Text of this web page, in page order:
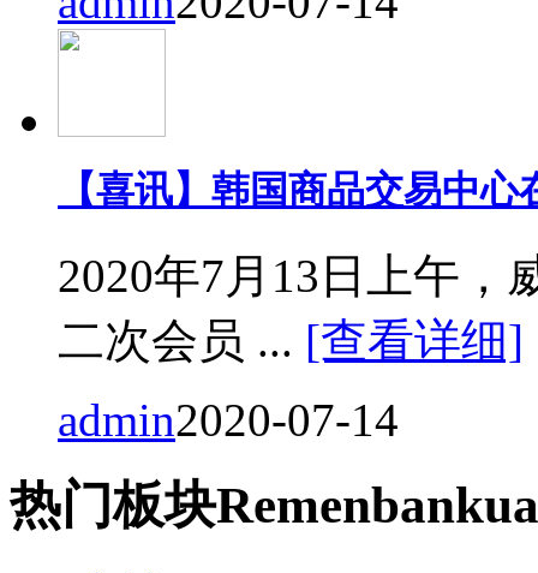
【喜讯】韩国商品交易中
2020年7月13日上午，
二次会员 ... [查看详细]
admin2020-07-14
热门板块Remen